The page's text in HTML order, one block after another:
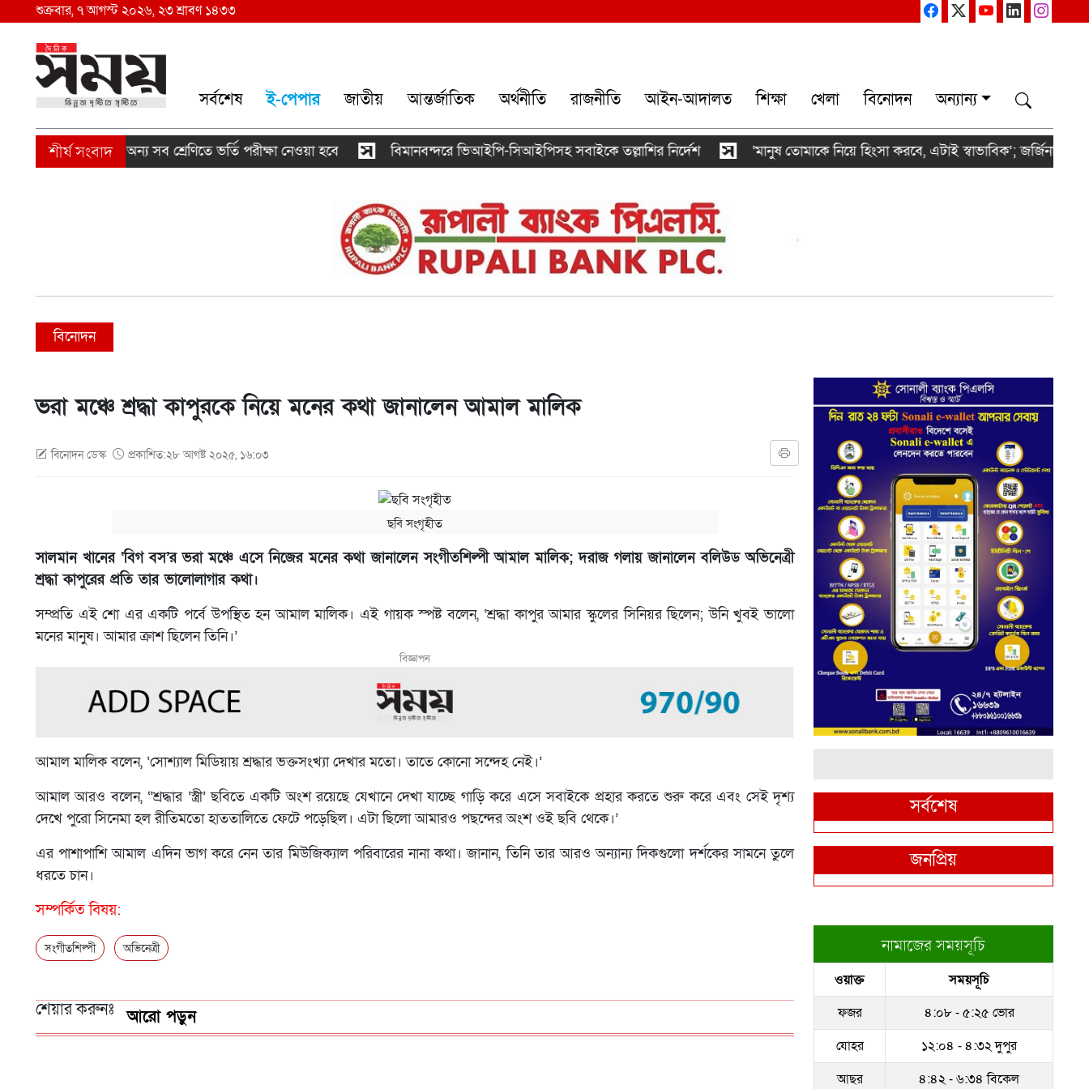
শুক্রবার, ৭ আগস্ট ২০২৬, ২৩ শ্রাবণ ১৪৩৩
সর্বশেষ ই-পেপার জাতীয় আন্তর্জাতিক অর্থনীতি রাজনীতি আইন-আদালত শিক্ষা খেলা বিনোদন অন্যান্য
শ্রেণিতে লটারি, অন্য সব শ্রেণিতে ভর্তি পরীক্ষা নেওয়া হবে বিমানবন্দরে ভিআইপি-সিআইপিসহ সবাইকে তল্লাশির নির্দেশ ‘মানুষ তোমাকে নিয়ে হিংসা করবে, এটাই স্বাভাবিক’; জর্জিনাকে
বিনোদন
ভরা মঞ্চে শ্রদ্ধা কাপুরকে নিয়ে মনের কথা জানালেন আমাল মালিক
বিনোদন ডেস্ক প্রকাশিত:২৮ আগষ্ট ২০২৫, ১৬:০৩
ছবি সংগৃহীত
সালমান খানের ‘বিগ বস’র ভরা মঞ্চে এসে নিজের মনের কথা জানালেন সংগীতশিল্পী আমাল মালিক; দরাজ গলায় জানালেন বলিউড অভিনেত্রী
শ্রদ্ধা কাপুরের প্রতি তার ভালোলাগার কথা।
সম্প্রতি এই শো এর একটি পর্বে উপস্থিত হন আমাল মালিক। এই গায়ক স্পষ্ট বলেন, ‘শ্রদ্ধা কাপুর আমার স্কুলের সিনিয়র ছিলেন; উনি খুবই ভালো
মনের মানুষ। আমার ক্রাশ ছিলেন তিনি।’
বিজ্ঞাপন
আমাল মালিক বলেন, ‘সোশ্যাল মিডিয়ায় শ্রদ্ধার ভক্তসংখ্যা দেখার মতো। তাতে কোনো সন্দেহ নেই।’
আমাল আরও বলেন, “শ্রদ্ধার ‘স্ত্রী’ ছবিতে একটি অংশ রয়েছে যেখানে দেখা যাচ্ছে গাড়ি করে এসে সবাইকে প্রহার করতে শুরু করে এবং সেই দৃশ্য
দেখে পুরো সিনেমা হল রীতিমতো হাততালিতে ফেটে পড়েছিল। এটা ছিলো আমারও পছন্দের অংশ ওই ছবি থেকে।’
এর পাশাপাশি আমাল এদিন ভাগ করে নেন তার মিউজিক্যাল পরিবারের নানা কথা। জানান, তিনি তার আরও অন্যান্য দিকগুলো দর্শকের সামনে তুলে
ধরতে চান।
সম্পর্কিত বিষয়:
সংগীতশিল্পী অভিনেত্রী
শেয়ার করুনঃ আরো পড়ুন
সর্বশেষ
জনপ্রিয়
নামাজের সময়সূচি
ওয়াক্ত
সময়সূচি
ফজর
৪:০৮ - ৫:২৫ ভোর
যোহর
১২:০৪ - ৪:৩২ দুপুর
আছর
৪:৪২ - ৬:৩৪ বিকেল